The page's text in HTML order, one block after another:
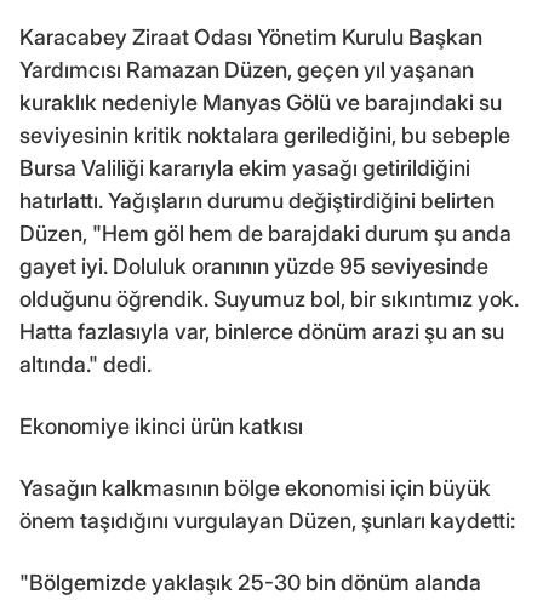
Karacabey Ziraat Odası Yönetim Kurulu Başkan
Yardımcısı Ramazan Düzen, geçen yıl yaşanan
kuraklık nedeniyle Manyas Gölü ve barajındaki su
seviyesinin kritik noktalara gerilediğini, bu sebeple
Bursa Valiliği kararıyla ekim yasağı getirildiğini
hatırlattı. Yağışların durumu değiştirdiğini belirten
Düzen, "Hem göl hem de barajdaki durum şu anda
gayet iyi. Doluluk oranının yüzde 95 seviyesinde
olduğunu öğrendik. Suyumuz bol, bir sıkıntımız yok.
Hatta fazlasıyla var, binlerce dönüm arazi şu an su
altında." dedi.
Ekonomiye ikinci ürün katkısı
Yasağın kalkmasının bölge ekonomisi için büyük
önem taşıdığını vurgulayan Düzen, şunları kaydetti:
"Bölgemizde yaklaşık 25-30 bin dönüm alanda